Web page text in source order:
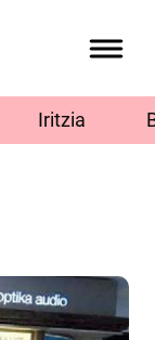
Iritzia